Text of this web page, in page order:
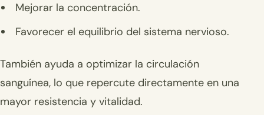
Mejorar la concentración.
Favorecer el equilibrio del sistema nervioso.
También ayuda a optimizar la circulación
sanguínea, lo que repercute directamente en una
mayor resistencia y vitalidad.